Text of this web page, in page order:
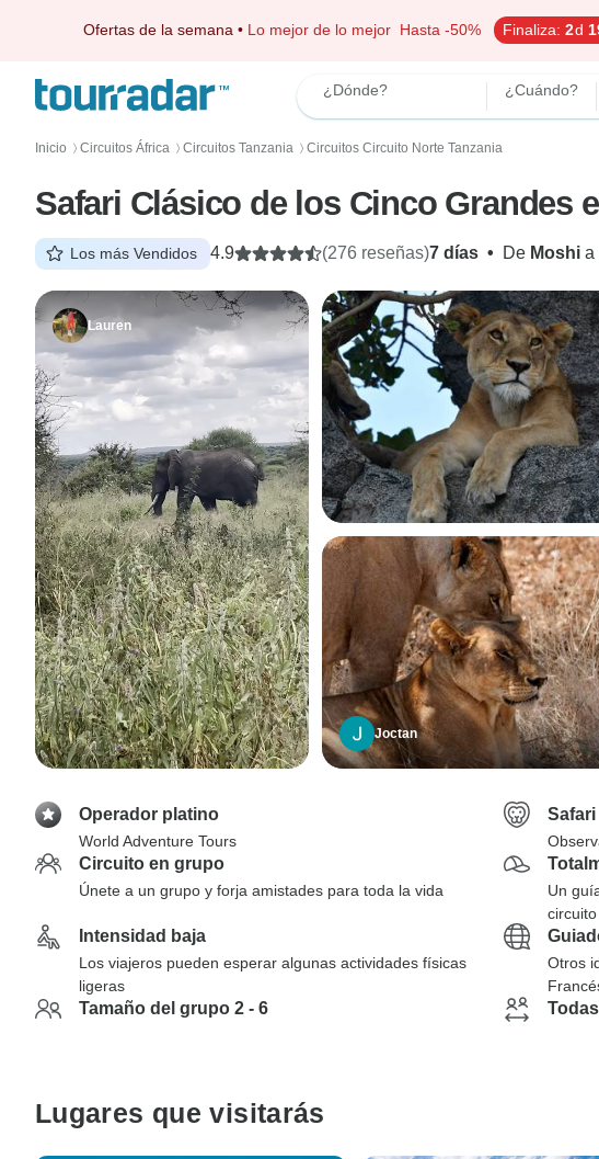
Ofertas de la semana • Lo mejor de lo mejor Hasta -50% Finaliza: 2d
¿Dónde? ¿Cuándo?
Inicio 〉 Circuitos África 〉 Circuitos Tanzania 〉 Circuitos Circuito Norte Tanzania
Safari Clásico de los Cinco Grandes
Los más Vendidos 7 días • De Moshi a
4.9 (276 reseñas)
Lauren
Joctan
Operador platino
World Adventure Tours
Safari
Circuito en grupo
Únete a un grupo y forja amistades para toda la vida
Un
circuito
Intensidad baja
Los viajeros pueden esperar algunas actividades físicas
ligeras
Otros
Tamaño del grupo 2 - 6
Lugares que visitarás